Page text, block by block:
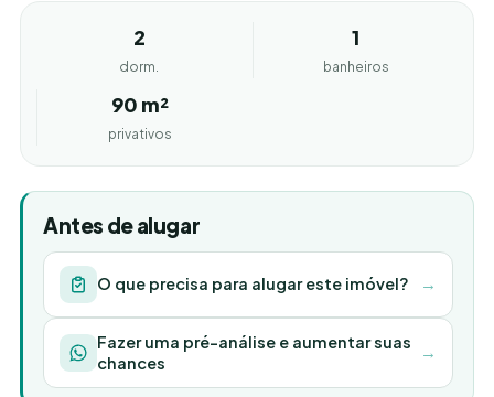
2
dorm.
1
banheiros
90 m²
privativos
Antes de alugar
O que precisa para alugar este imóvel? →
Fazer uma pré-análise e aumentar suas
chances
→